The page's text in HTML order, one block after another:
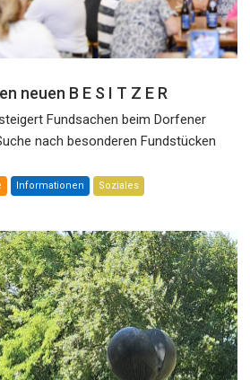
neuen B E S I T Z E R
Fundsachen beim Dorfener
nach besonderen Fundstücken
Informationen Soziales